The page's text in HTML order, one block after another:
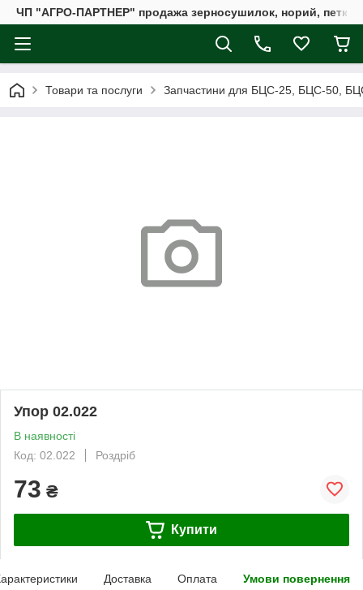
ЧП "АГРО-ПАРТНЕР" продажа зерносушилок, норий,
Товари та послуги Запчастини для БЦС-25, БЦС-50,
Упор 02.022
В наявності
Код: 02.022
Роздріб
73 ₴
Купити
Доставка Оплата Умови повернення